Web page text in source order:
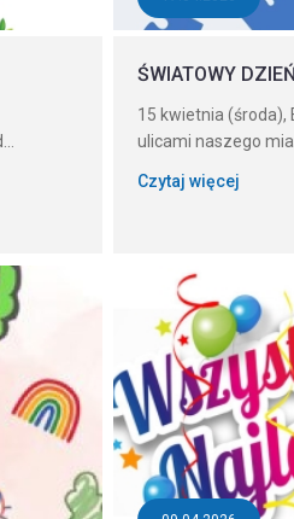
ŚWIATOWY
15 kwietnia (środa),
ulicami naszego
Czytaj więcej